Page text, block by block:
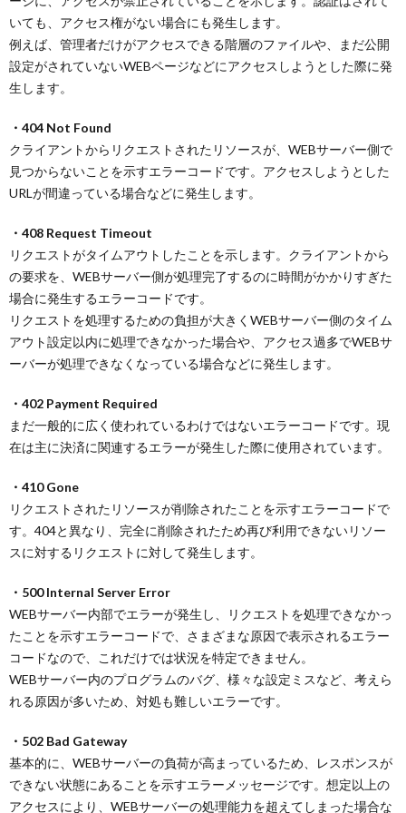
いても、アクセス権がない場合にも発生します。
例えば、管理者だけがアクセスできる階層のファイルや、まだ公開
設定がされていないWEBページなどにアクセスしようとした際に発
生します。
・404 Not Found
クライアントからリクエストされたリソースが、WEBサーバー側で
見つからないことを示すエラーコードです。アクセスしようとした
URLが間違っている場合などに発生します。
・408 Request Timeout
リクエストがタイムアウトしたことを示します。クライアントから
の要求を、WEBサーバー側が処理完了するのに時間がかかりすぎた
場合に発生するエラーコードです。
リクエストを処理するための負担が大きくWEBサーバー側のタイム
アウト設定以内に処理できなかった場合や、アクセス過多でWEBサ
ーバーが処理できなくなっている場合などに発生します。
・402 Payment Required
まだ一般的に広く使われているわけではないエラーコードです。現
在は主に決済に関連するエラーが発生した際に使用されています。
・410 Gone
リクエストされたリソースが削除されたことを示すエラーコードで
す。404と異なり、完全に削除されたため再び利用できないリソー
スに対するリクエストに対して発生します。
・500 Internal Server Error
WEBサーバー内部でエラーが発生し、リクエストを処理できなかっ
たことを示すエラーコードで、さまざまな原因で表示されるエラー
コードなので、これだけでは状況を特定できません。
WEBサーバー内のプログラムのバグ、様々な設定ミスなど、考えら
れる原因が多いため、対処も難しいエラーです。
・502 Bad Gateway
基本的に、WEBサーバーの負荷が高まっているため、レスポンスが
できない状態にあることを示すエラーメッセージです。想定以上の
アクセスにより、WEBサーバーの処理能力を超えてしまった場合な